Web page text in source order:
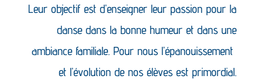
Leur objectif est d’enseigner leur passion pour la
danse dans la bonne humeur et dans une
ambiance familiale. Pour nous l’épanouissement
et l’évolution de nos élèves est primordial.